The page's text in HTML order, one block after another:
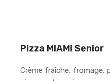
Pizza MIAMI Senior
Crème fraîche, fromage,